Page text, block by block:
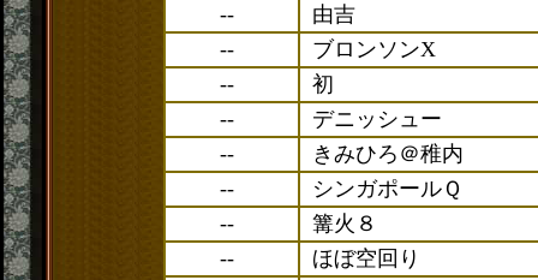
--
由吉
--
ブロンソンX
--
初
--
デニッシュー
--
きみひろ＠稚内
--
シンガポールＱ
--
篝火８
--
ほぼ空回り